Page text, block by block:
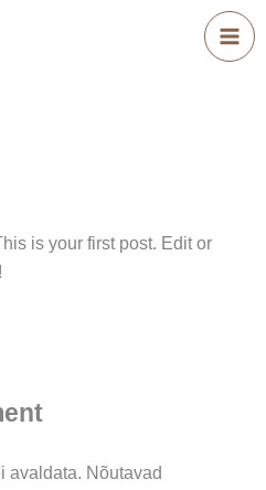
is your first post. Edit or
avaldata. Nõutavad